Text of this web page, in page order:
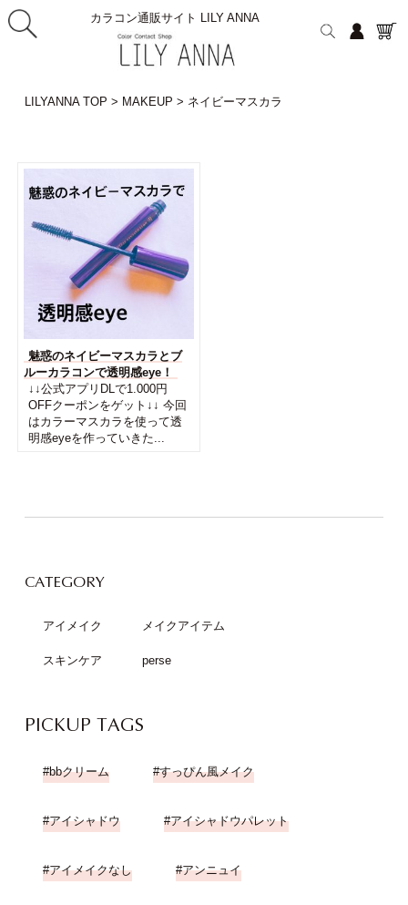
カラコン通販サイト LILY ANNA
LILYANNA TOP > MAKEUP > ネイビーマスカラ
魅惑のネイビーマスカラとブ
ルーカラコンで透明感eye！
↓↓公式アプリDLで1.000円
OFFクーポンをゲット↓↓ 今回
はカラーマスカラを使って透
明感eyeを作っていきた...
CATEGORY
アイメイク メイクアイテム
スキンケア perse
PICKUP TAGS
bbクリーム すっぴん風メイク
アイシャドウ アイシャドウパレット
アイメイクなし アンニュイ